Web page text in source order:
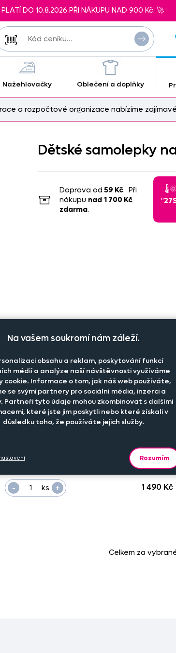
PLATÍ DO 10.8.2026 PŘI NÁKUPU NAD 900 Kč. 🚀
Nažehlovačky Oblečení a doplňky
a rozpočtové organizace nabízíme
Dětské samolepky
Doprava od 59 Kč. Při
nákupu nad 1 700 Kč
zdarma.
"
Počet kusů Cena na eshopu
ks +
- 1 490 Kč
Celkem za
Na vašem soukromí nám záleží.
obsahu a reklam, poskytování funkcí
médií a analýze naší návštěvnosti využíváme
cookie. Informace o tom, jak náš web používáte,
se svými partnery pro sociální média, inzerci a
Partneři tyto údaje mohou zkombinovat s dalšími
které jste jim poskytli nebo které získali v
důsledku toho, že používáte jejich služby.
Rozumím